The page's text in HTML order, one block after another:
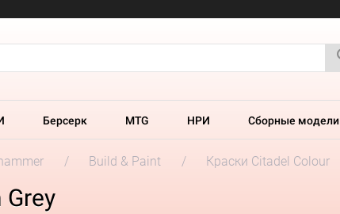
Берсерк MTG НРИ Сборные модели
Build & Paint Краски Citadel Colour